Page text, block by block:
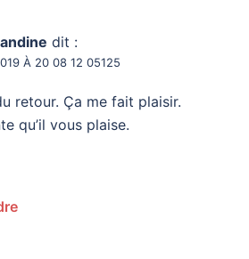
dit :
À 20 08 12 05125
retour. Ça me fait plaisir.
qu’il vous plaise.